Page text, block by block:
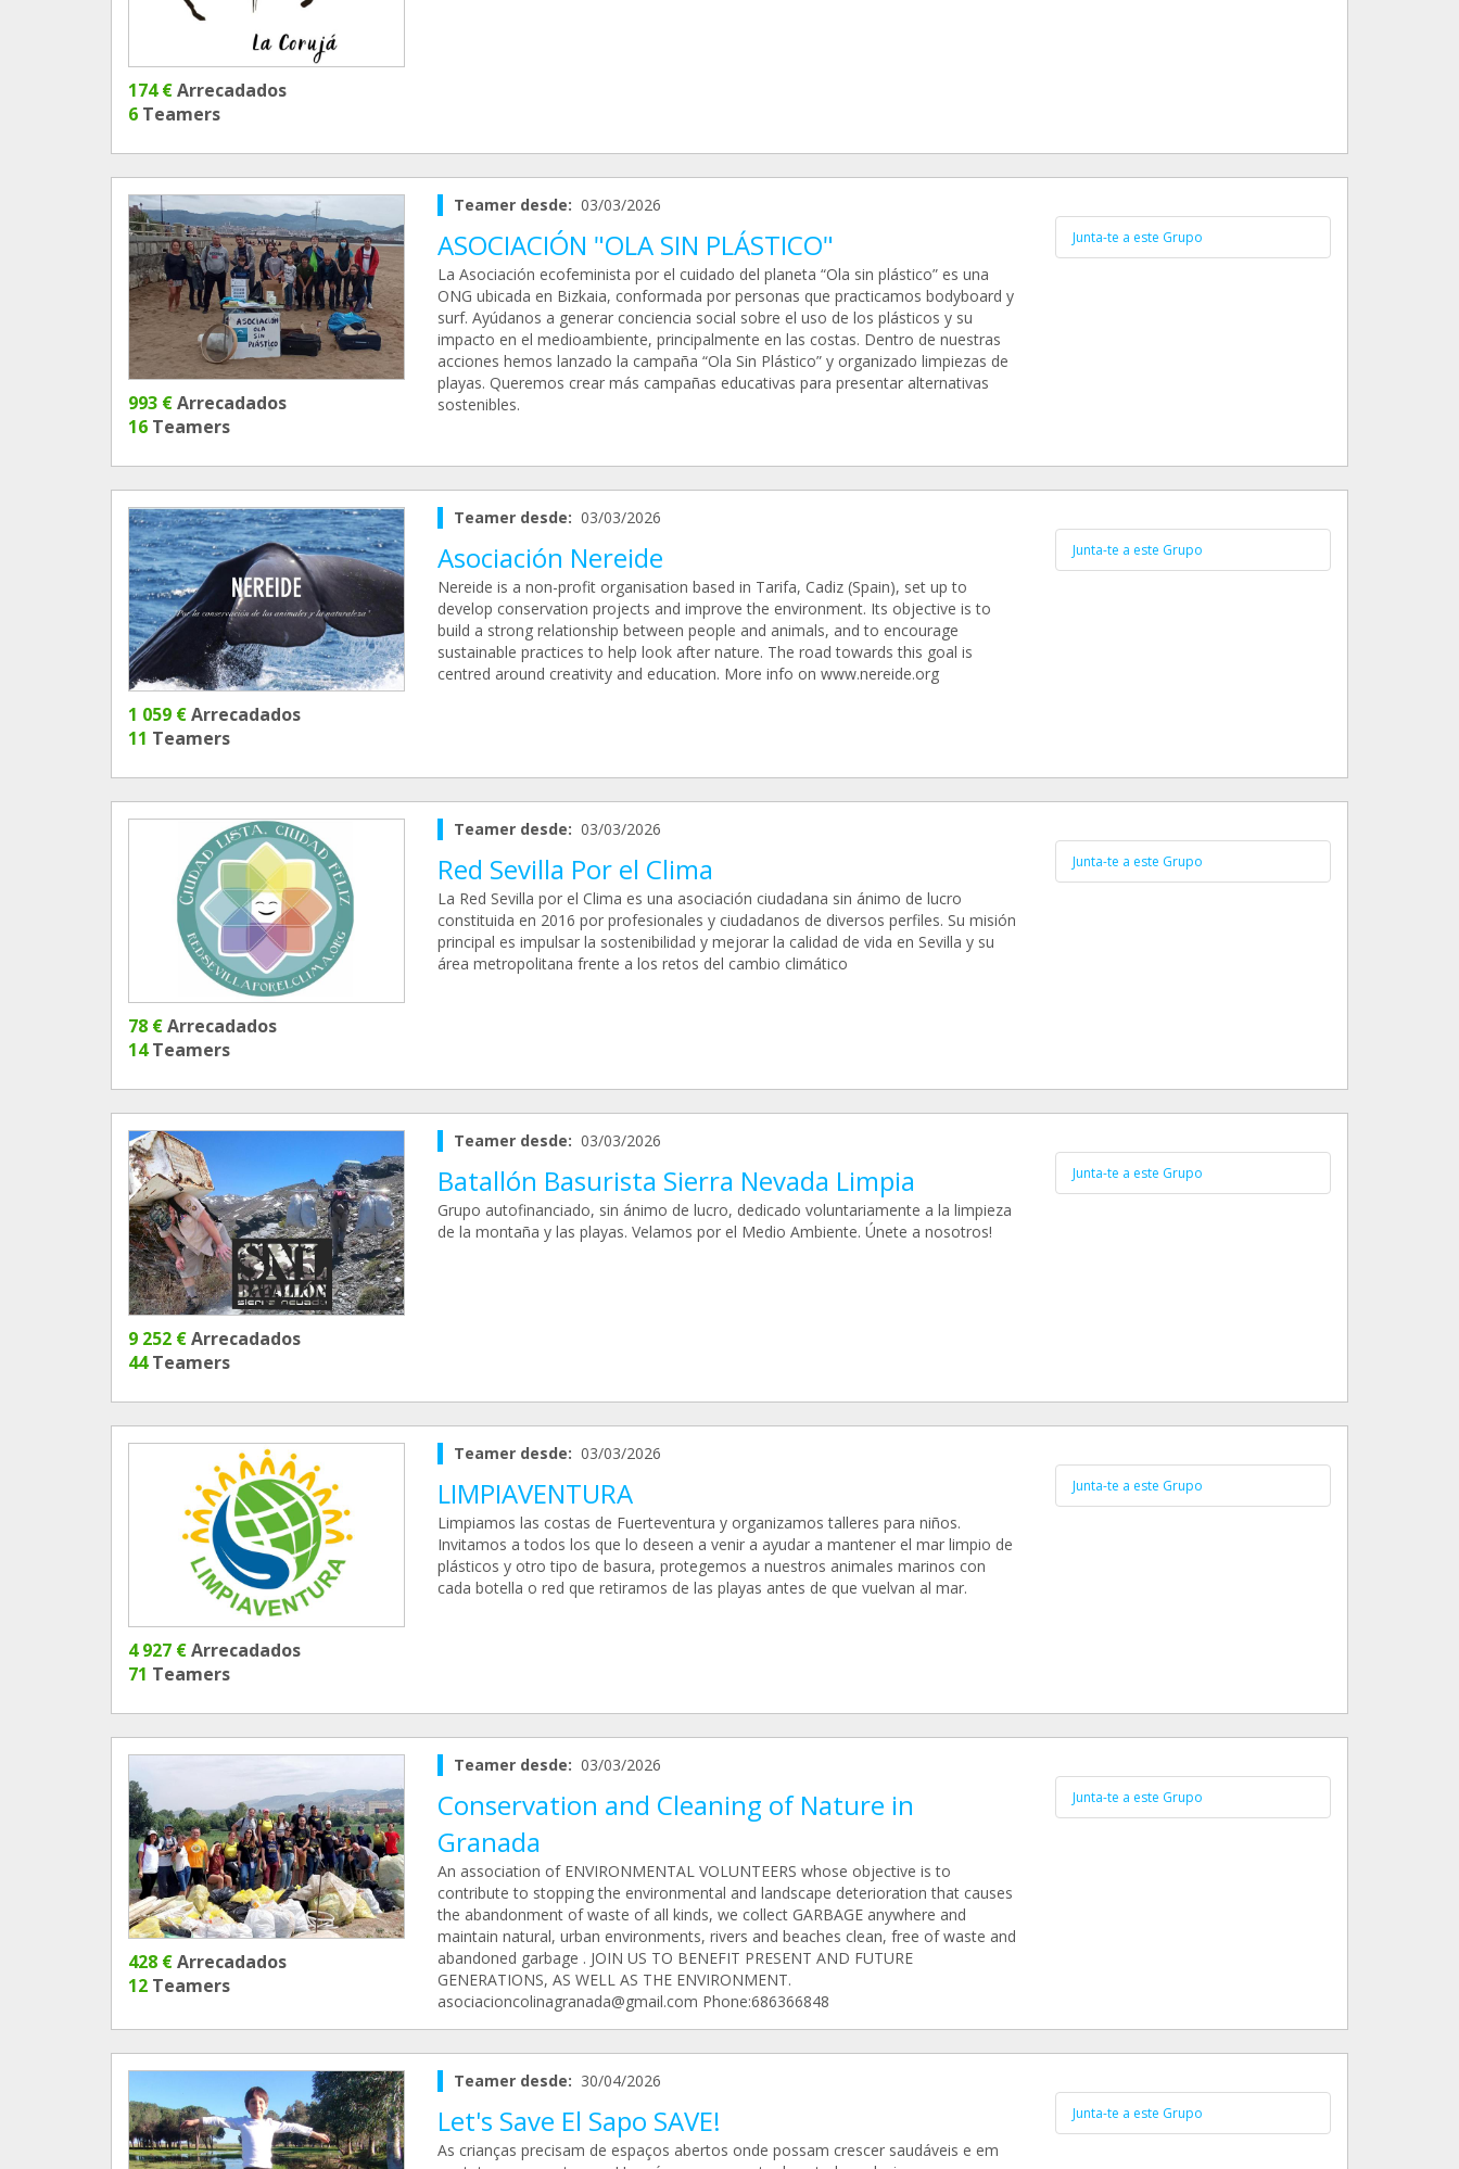
174 €Arrecadados
6 Teamers
993 €Arrecadados
16 Teamers
Teamer desde: 03/03/2026
ASOCIACIÓN "OLA SIN PLÁSTICO"
La Asociación ecofeminista por el cuidado del planeta “Ola sin plástico” es una
ONG ubicada en Bizkaia, conformada por personas que practicamos bodyboard y
surf. Ayúdanos a generar conciencia social sobre el uso de los plásticos y su
impacto en el medioambiente, principalmente en las costas. Dentro de nuestras
acciones hemos lanzado la campaña “Ola Sin Plástico” y organizado limpiezas de
playas. Queremos crear más campañas educativas para presentar alternativas
sostenibles.
Junta-te a este Grupo
1 059 €Arrecadados
11 Teamers
Teamer desde: 03/03/2026
Asociación Nereide
Nereide is a non-profit organisation based in Tarifa, Cadiz (Spain), set up to
develop conservation projects and improve the environment. Its objective is to
build a strong relationship between people and animals, and to encourage
sustainable practices to help look after nature. The road towards this goal is
centred around creativity and education. More info on www.nereide.org
Junta-te a este Grupo
78 €Arrecadados
14Teamers
Teamer desde: 03/03/2026
Red Sevilla Por el Clima
La Red Sevilla por el Clima es una asociación ciudadana sin ánimo de lucro
constituida en 2016 por profesionales y ciudadanos de diversos perfiles. Su misión
principal es impulsar la sostenibilidad y mejorar la calidad de vida en Sevilla y su
área metropolitana frente a los retos del cambio climático
Junta-te a este Grupo
9 252 €Arrecadados
44Teamers
Teamer desde: 03/03/2026
Batallón Basurista Sierra Nevada Limpia
Grupo autofinanciado, sin ánimo de lucro, dedicado voluntariamente a la limpieza
de la montaña y las playas. Velamos por el Medio Ambiente. Únete a nosotros!
Junta-te a este Grupo
4 927 €Arrecadados
71 Teamers
Teamer desde: 03/03/2026
LIMPIAVENTURA
Limpiamos las costas de Fuerteventura y organizamos talleres para niños.
Invitamos a todos los que lo deseen a venir a ayudar a mantener el mar limpio de
plásticos y otro tipo de basura, protegemos a nuestros animales marinos con
cada botella o red que retiramos de las playas antes de que vuelvan al mar.
Junta-te a este Grupo
428 €Arrecadados
12 Teamers
Teamer desde: 03/03/2026
Conservation and Cleaning of Nature in
Granada
An association of ENVIRONMENTAL VOLUNTEERS whose objective is to
contribute to stopping the environmental and landscape deterioration that causes
the abandonment of waste of all kinds, we collect GARBAGE anywhere and
maintain natural, urban environments, rivers and beaches clean, free of waste and
abandoned garbage . JOIN US TO BENEFIT PRESENT AND FUTURE
GENERATIONS, AS WELL AS THE ENVIRONMENT.
asociacioncolinagranada@gmail.com Phone:686366848
Junta-te a este Grupo
Teamer desde: 30/04/2026
Let's Save El Sapo SAVE!
As crianças precisam de espaços abertos onde possam crescer saudáveis e em
Junta-te a este Grupo